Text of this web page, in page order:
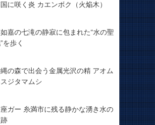
に咲く炎 カエンボク（火焔木）
嘉の七滝の静寂に包まれた“水の聖
を歩く
の森で出会う金属光沢の精 アオム
ジタマムシ
ガー 糸満市に残る静かな湧き水の